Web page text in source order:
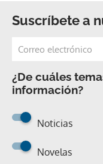
Suscríbete a
¿De cuáles
información?
Noticias
Novelas